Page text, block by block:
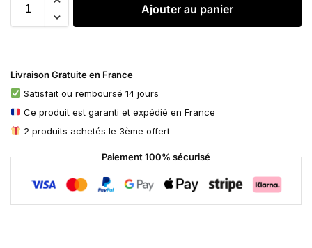
Ajouter au panier
Livraison Gratuite en France
Satisfait ou remboursé 14 jours
Ce produit est garanti et expédié en France
2 produits achetés le 3ème offert
Paiement 100% sécurisé